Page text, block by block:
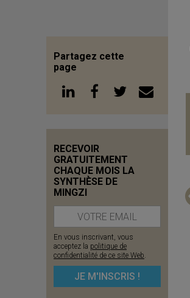
Partagez cette
page
RECEVOIR
GRATUITEMENT
CHAQUE MOIS LA
SYNTHÈSE DE
MINGZI
En vous inscrivant, vous
acceptez la politique de
confidentialité de ce site Web.